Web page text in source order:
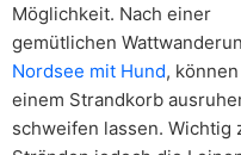
Möglichkeit. Nach einer
gemütlichen
Nordsee mit Hund,
einem Strandkorb
schweifen lassen. Wichtig